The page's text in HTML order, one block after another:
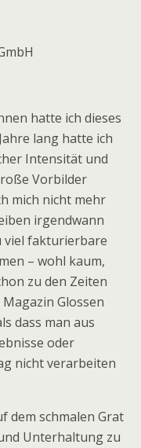
hatte ich dieses
lang hatte ich
Intensität und
Vorbilder
mich nicht mehr
irgendwann
viel fakturierbare
– wohl kaum,
zu den Zeiten
Glossen
dass man aus
oder
nicht verarbeiten
dem schmalen Grat
Unterhaltung zu